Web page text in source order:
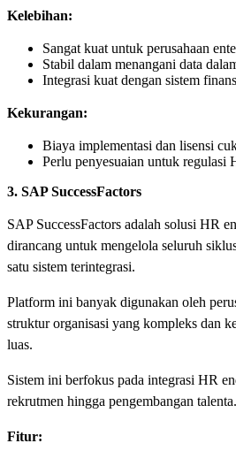
Kelebihan:
Sangat kuat untuk perusahaan
Stabil dalam menangani data
Integrasi kuat dengan sistem
Kekurangan:
Biaya implementasi dan lisensi
Perlu penyesuaian untuk regulasi
3. SAP SuccessFactors
SAP SuccessFactors adalah solusi HR
dirancang untuk mengelola seluruh
satu sistem terintegrasi.
Platform ini banyak digunakan oleh
struktur organisasi yang kompleks dan
luas.
Sistem ini berfokus pada integrasi HR
rekrutmen hingga pengembangan talenta.
Fitur: